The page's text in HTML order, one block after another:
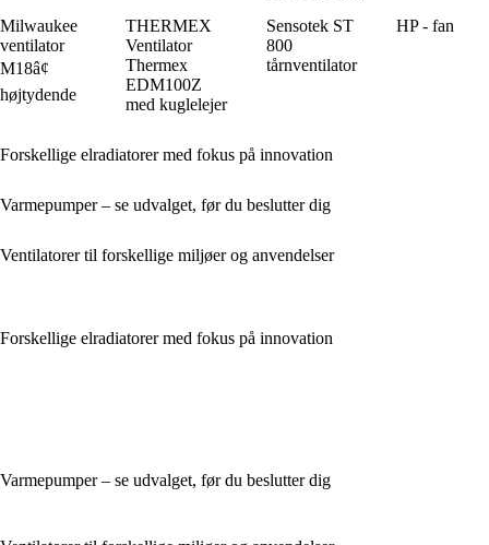
Milwaukee
ventilator
M18â¢
højtydende
THERMEX
Ventilator
Thermex
EDM100Z
med kuglelejer
Sensotek ST
800
tårnventilator
HP - fan
Forskellige elradiatorer med fokus på innovation
Varmepumper – se udvalget, før du beslutter dig
Ventilatorer til forskellige miljøer og anvendelser
Forskellige elradiatorer med fokus på innovation
Varmepumper – se udvalget, før du beslutter dig